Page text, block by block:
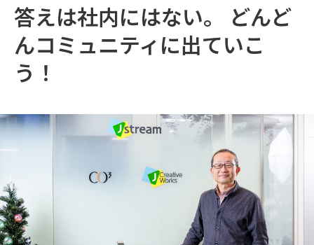
答えは社内にはない。 どんど
んコミュニティに出ていこ
う！